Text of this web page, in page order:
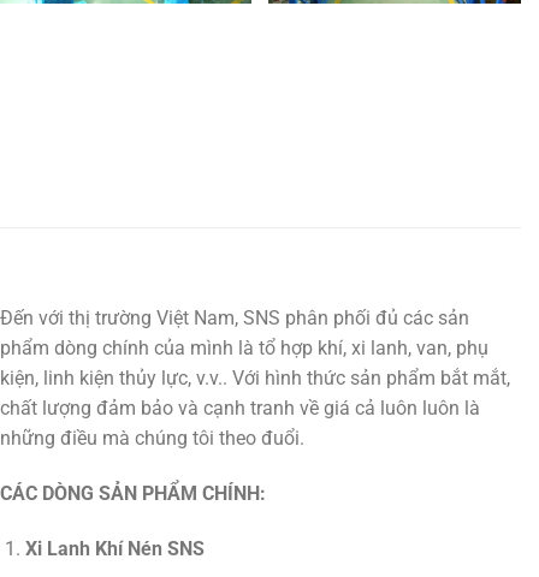
Đến với thị trường Việt Nam, SNS phân phối đủ các sản
phẩm dòng chính của mình là tổ hợp khí, xi lanh, van, phụ
kiện, linh kiện thủy lực, v.v.. Với hình thức sản phẩm bắt mắt,
chất lượng đảm bảo và cạnh tranh về giá cả luôn luôn là
những điều mà chúng tôi theo đuổi.
CÁC DÒNG SẢN PHẨM CHÍNH:
Xi Lanh Khí Nén SNS